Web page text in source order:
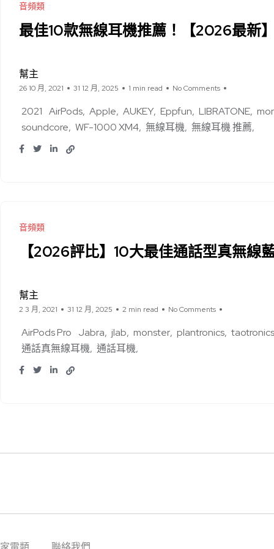
音頻類
最佳10款無線耳機推薦！【2026最新】
幫主
26 10 月, 2021 31 12 月, 2025 1 min read No Comments
2021 AirPods Apple AUKEY Eppfun LIBRATONE
soundcore WF-1000 XM4 無線耳機 無線耳機 推薦
音頻類
【2026評比】10大最佳通話型真無線
幫主
2 3 月, 2021 31 12 月, 2025 2 min read No Comments
AirPods Pro Jabra jlab monster plantronics taotronics
通話真無線耳機 通話耳機